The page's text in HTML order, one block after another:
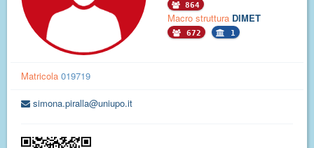
864
Macro struttura DIMET
672 1
Matricola 019719
simona.piralla@uniupo.it